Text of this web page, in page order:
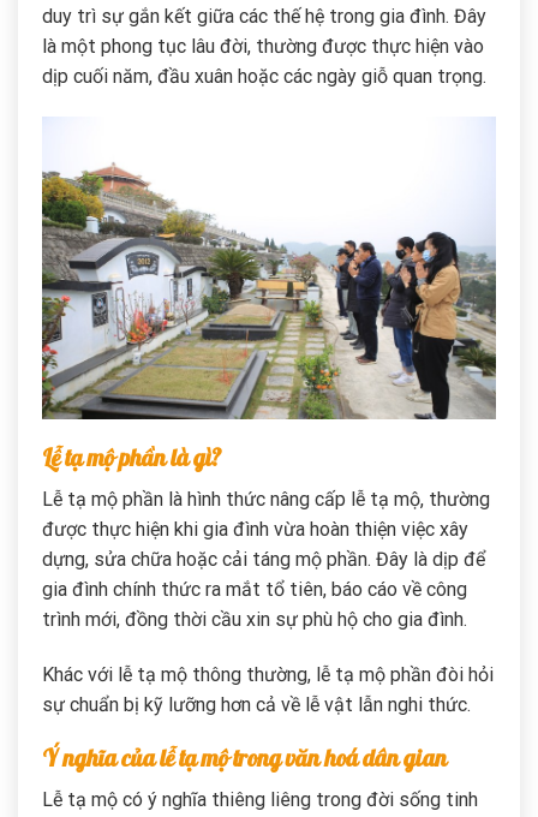
duy trì sự gắn kết giữa các thế hệ trong gia đình. Đây
là một phong tục lâu đời, thường được thực hiện vào
dịp cuối năm, đầu xuân hoặc các ngày giỗ quan trọng.
Lễ tạ mộ phần là gì?
Lễ tạ mộ phần là hình thức nâng cấp lễ tạ mộ, thường
được thực hiện khi gia đình vừa hoàn thiện việc xây
dựng, sửa chữa hoặc cải táng mộ phần. Đây là dịp để
gia đình chính thức ra mắt tổ tiên, báo cáo về công
trình mới, đồng thời cầu xin sự phù hộ cho gia đình.
Khác với lễ tạ mộ thông thường, lễ tạ mộ phần đòi hỏi
sự chuẩn bị kỹ lưỡng hơn cả về lễ vật lẫn nghi thức.
Ý nghĩa của lễ tạ mộ trong văn hoá dân gian
Lễ tạ mộ có ý nghĩa thiêng liêng trong đời sống tinh